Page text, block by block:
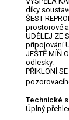
díky
ŠEST
prostorové
UDĚLEJ ZE
připojování
JEŠTĚ MÍŇ
odlesky.
PŘIKLONÍ
Technické
Úplný